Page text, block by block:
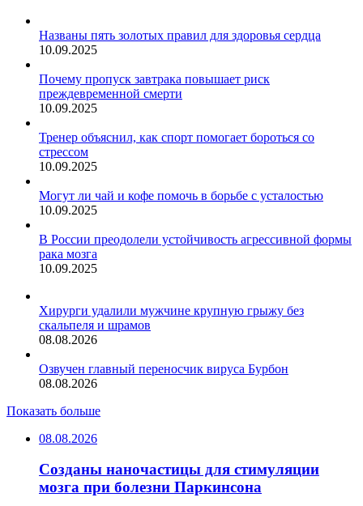
Названы пять золотых правил для здоровья сердца
10.09.2025
Почему пропуск завтрака повышает риск
преждевременной смерти
10.09.2025
Тренер объяснил, как спорт помогает бороться со
стрессом
10.09.2025
Могут ли чай и кофе помочь в борьбе с усталостью
10.09.2025
В России преодолели устойчивость агрессивной формы
рака мозга
10.09.2025
Хирурги удалили мужчине крупную грыжу без
скальпеля и шрамов
08.08.2026
Озвучен главный переносчик вируса Бурбон
08.08.2026
Показать больше
08.08.2026
Созданы наночастицы для стимуляции
мозга при болезни Паркинсона